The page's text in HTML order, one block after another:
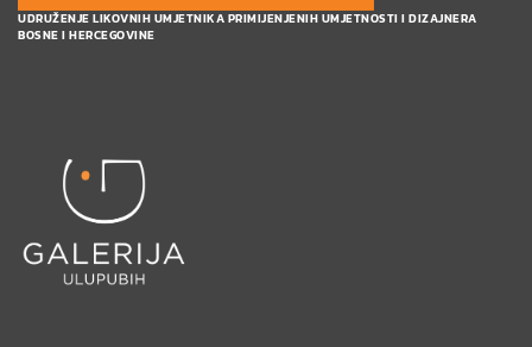
UDRUŽENJE LIKOVNIH UMJETNIKA PRIMIJENJENIH UMJETNOSTI I DIZAJNERA
BOSNE I HERCEGOVINE